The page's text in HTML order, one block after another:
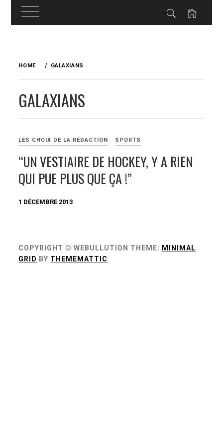
HOME GALAXIANS
GALAXIANS
LES CHOIX DE LA RÉDACTION SPORTS
“UN VESTIAIRE DE HOCKEY, Y A RIEN
QUI PUE PLUS QUE ÇA !”
1 DÉCEMBRE 2013
COPYRIGHT © WEBULLUTION THEME: MINIMAL
GRID BY THEMEMATTIC